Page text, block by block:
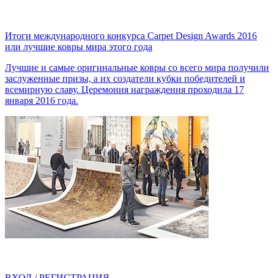
Итоги международного конкурса Carpet Design Awards 2016
или лучшие ковры мира этого года
Лучшие и самые оригинальные ковры со всего мира получили
заслуженные призы, а их создатели кубки победителей и
всемирную славу. Церемония награждения проходила 17
января 2016 года.